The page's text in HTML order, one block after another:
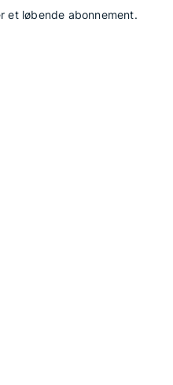
et løbende abonnement.